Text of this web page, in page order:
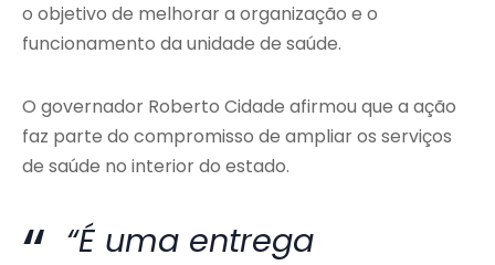
o objetivo de melhorar a organização e o
funcionamento da unidade de saúde.
O governador Roberto Cidade afirmou que a ação
faz parte do compromisso de ampliar os serviços
de saúde no interior do estado.
“É uma entrega